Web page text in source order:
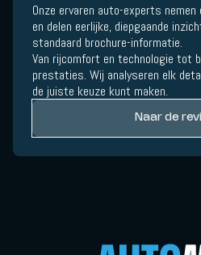
Onze ervaren auto-experts
en delen eerlijke, diepgaande
standaard brochure-informatie.
Van rijcomfort en technologie tot
prestaties. Wij analyseren elk
de juiste keuze kunt maken.
Naar de